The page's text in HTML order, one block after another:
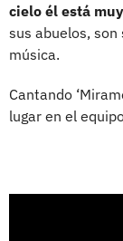
cielo él está
sus abuelos,
música.
Cantando
lugar en el